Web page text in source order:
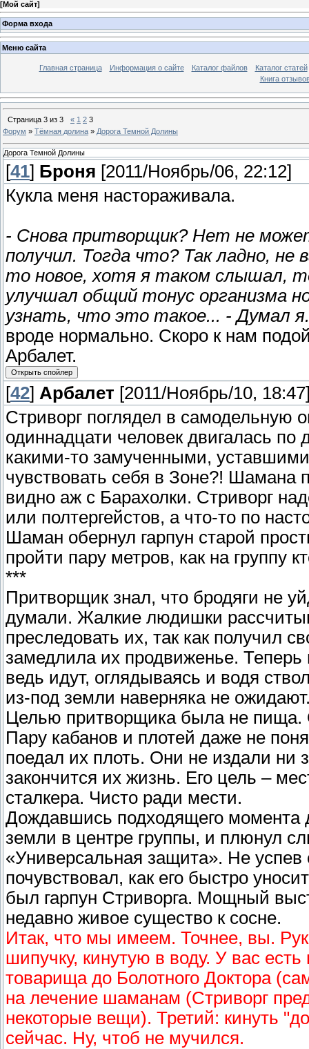
[Мой сайт]
Форма входа
Меню сайта
Главная страница Информация о сайте Каталог файлов
Каталог статей
Книга
Страница 3 из 3 « 1 2 3
Форум » Тёмная долина » Дорога Темной Долины
Дорога Темной Долины
[41] Броня [2011/Ноябрь/06, 22:12]
Кукла меня настораживала.
- Снова притворщик? Нет не
получил. Тогда что? Так ладно,
то новое, хотя я таком слышал,
улучшал общий тонус организма
узнать, что это такое... - Думал я.
вроде нормально. Скоро к нам
Арбалет.
[42] Арбалет [2011/Ноябрь/10,
Стриворг поглядел в самодельную
одиннадцати человек двигалась
какими-то замученными,
чувствовать себя в Зоне?! Шамана
видно аж с Барахолки. Стриворг
или полтергейстов, а что-то по
Шаман обернул гарпун старой
пройти пару метров, как на группу
***
Притворщик знал, что бродяги не
думали. Жалкие людишки
преследовать их, так как получил
замедлила их продвиженье.
ведь идут, оглядываясь и водя
из-под земли наверняка не
Целью притворщика была не пища.
Пару кабанов и плотей даже не
поедал их плоть. Они не издали ни
закончится их жизнь. Его цель –
сталкера. Чисто ради мести.
Дождавшись подходящего момента
земли в центре группы, и плюнул
«Универсальная защита». Не успев
почувствовал, как его быстро
был гарпун Стриворга. Мощный
недавно живое существо к сосне.
Итак, что мы имеем. Точнее, вы.
шипучку, кинутую в воду. У вас
товарища до Болотного Доктора
на лечение шаманам (Стриворг
некоторые вещи). Третий: кинуть
сейчас. Ну, чтоб не мучился.